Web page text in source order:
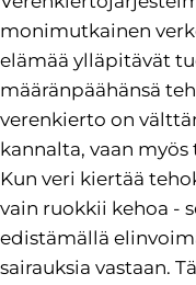
monimutkainen
elämää ylläpitävät
määränpäähänsä
verenkierto on
kannalta, vaan
Kun veri kiertää
vain ruokkii kehoa -
edistämällä
sairauksia vastaan.